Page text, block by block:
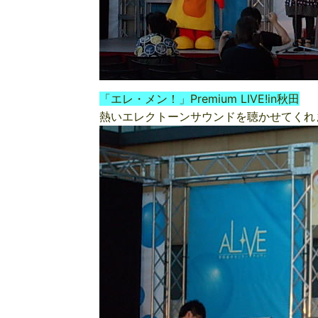
「エレ・メン！」Premium LIVE!in秋田
熱いエレクトーンサウンドを聴かせてく